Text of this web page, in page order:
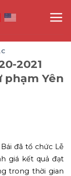
2021
phạm Yên
đã tổ chức Lễ
giá kết quả đạt
trong thời gian